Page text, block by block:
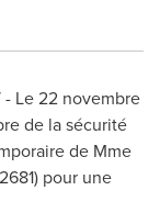
- Le 22 novembre
de lasécurité
de Mme
pour une